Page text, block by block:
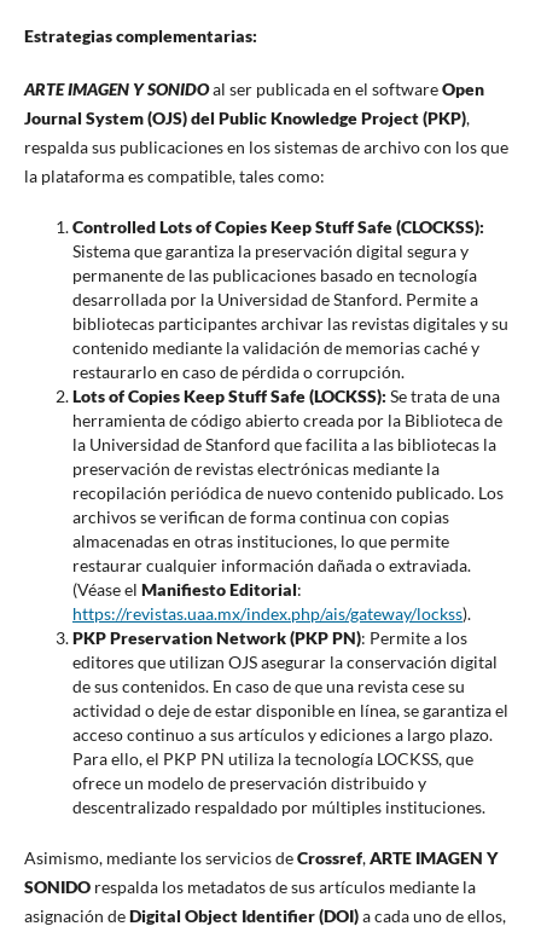
Estrategias complementarias:
ARTE IMAGEN Y SONIDOal ser publicada en el softwareOpen
Journal System (OJS) del Public Knowledge Project (PKP),
respalda sus publicaciones en los sistemas de archivo con los que
la plataforma es compatible, tales como:
Controlled Lots of Copies Keep Stuff Safe (CLOCKSS):
Sistema que garantiza la preservación digital segura y
permanente de las publicaciones basado en tecnología
desarrollada por la Universidad de Stanford. Permite a
bibliotecas participantes archivar las revistas digitales y su
contenido mediante la validación de memorias caché y
restaurarlo en caso de pérdida o corrupción.
Lots of Copies Keep Stuff Safe (LOCKSS): Se trata de una
herramienta de código abierto creada por la Biblioteca de
la Universidad de Stanford que facilita a las bibliotecas la
preservación de revistas electrónicas mediante la
recopilación periódica de nuevo contenido publicado. Los
archivos se verifican de forma continua con copias
almacenadas en otras instituciones, lo que permite
restaurar cualquier información dañada o extraviada.
(Véase el Manifiesto Editorial:
https://revistas.uaa.mx/index.php/ais/gateway/lockss).
PKP Preservation Network (PKP PN): Permite a los
editores que utilizan OJS asegurar la conservación digital
de sus contenidos. En caso de que una revista cese su
actividad o deje de estar disponible en línea, se garantiza el
acceso continuo a sus artículos y ediciones a largo plazo.
Para ello, el PKP PN utiliza la tecnología LOCKSS, que
ofrece un modelo de preservación distribuido y
descentralizado respaldado por múltiples instituciones.
Asimismo, mediante los servicios deCrossref,ARTE IMAGEN Y
SONIDO respalda los metadatos de sus artículos mediante la
asignación deDigital Object Identifier (DOI)a cada uno de ellos,